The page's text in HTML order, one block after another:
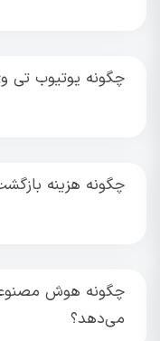
چگونه یوتیوب تی
چگونه هزینه
چگونه هوش
می‌دهد؟